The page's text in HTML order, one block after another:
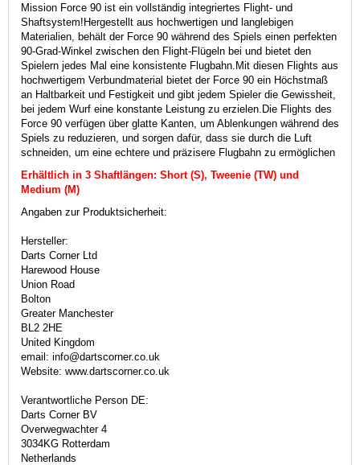
Mission Force 90 ist ein vollständig integriertes Flight- und
Shaftsystem!Hergestellt aus hochwertigen und langlebigen
Materialien, behält der Force 90 während des Spiels einen perfekten
90-Grad-Winkel zwischen den Flight-Flügeln bei und bietet den
Spielern jedes Mal eine konsistente Flugbahn. Mit diesen Flights aus
hochwertigem Verbundmaterial bietet der Force 90 ein Höchstmaß
an Haltbarkeit und Festigkeit und gibt jedem Spieler die Gewissheit,
bei jedem Wurf eine konstante Leistung zu erzielen. Die Flights des
Force 90 verfügen über glatte Kanten, um Ablenkungen während des
Spiels zu reduzieren, und sorgen dafür, dass sie durch die Luft
schneiden, um eine echtere und präzisere Flugbahn zu ermöglichen
Erhältlich in 3 Shaftlängen: Short (S), Tweenie (TW) und
Medium (M)
Angaben zur Produktsicherheit:
Hersteller:
Darts Corner Ltd
Harewood House
Union Road
Bolton
Greater Manchester
BL2 2HE
United Kingdom
email: info@dartscorner.co.uk
Website: www.dartscorner.co.uk
Verantwortliche Person DE:
Darts Corner BV
Overwegwachter 4
3034KG Rotterdam
Netherlands